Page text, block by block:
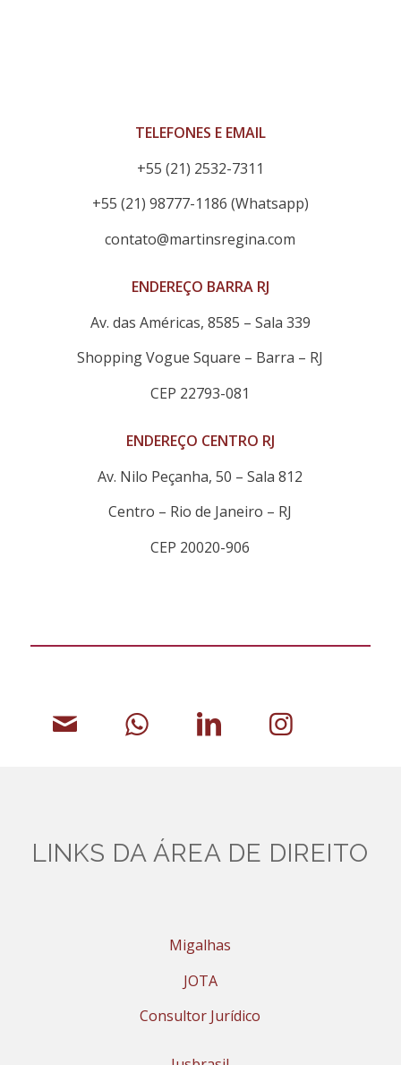
TELEFONES E EMAIL
+55 (21) 2532-7311
+55 (21) 98777-1186 (Whatsapp)
contato@martinsregina.com
ENDEREÇO BARRA RJ
Av. das Américas, 8585 – Sala 339
Shopping Vogue Square – Barra – RJ
CEP 22793-081
ENDEREÇO CENTRO RJ
Av. Nilo Peçanha, 50 – Sala 812
Centro – Rio de Janeiro – RJ
CEP 20020-906
LINKS DA ÁREA DE DIREITO
Migalhas
JOTA
Consultor Jurídico